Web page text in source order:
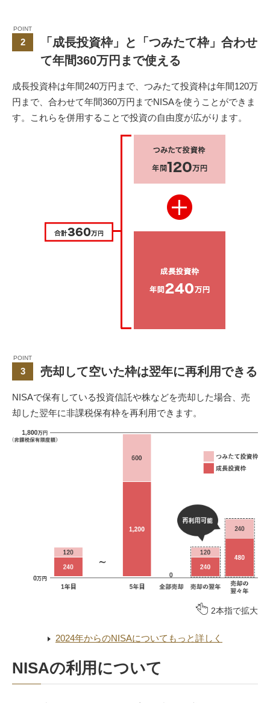
POINT
2
「成長投資枠」と「つみたて枠」合わせ
て年間360万円まで使える
成長投資枠は年間240万円まで、つみたて投資枠は年間120万
円まで、合わせて年間360万円までNISAを使うことができま
す。これらを併用することで投資の自由度が広がります。
POINT
3 売却して空いた枠は翌年に再利用できる
NISAで保有している投資信託や株などを売却した場合、売
却した翌年に非課税保有枠を再利用できます。
2本指で拡大
2024年からのNISAについてもっと詳しく
NISAの利用について